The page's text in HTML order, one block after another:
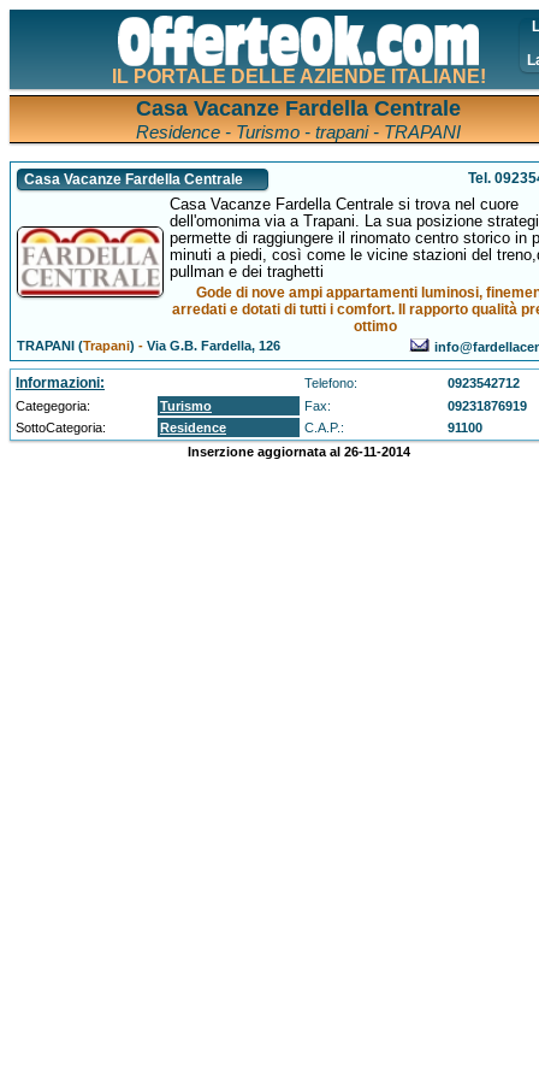
IL PORTALE DELLE AZIENDE ITALIANE!
Casa Vacanze Fardella Centrale
Residence - Turismo - trapani - TRAPANI
Casa Vacanze Fardella Centrale Tel.
Casa Vacanze Fardella Centrale si trova nel cuore
dell'omonima via a Trapani. La sua posizione
permette di raggiungere il rinomato centro storico in
minuti a piedi, così come le vicine stazioni del
pullman e dei traghetti
Gode di nove ampi appartamenti luminosi,
arredati e dotati di tutti i comfort. Il rapporto qualità
ottimo
TRAPANI (Trapani) -Via G.B. Fardella, 126
Informazioni: Telefono:
0923542712
Categegoria:
Turismo Fax:
09231876919
SottoCategoria:
Residence C.A.P.:
91100
Inserzione aggiornata al 26-11-2014